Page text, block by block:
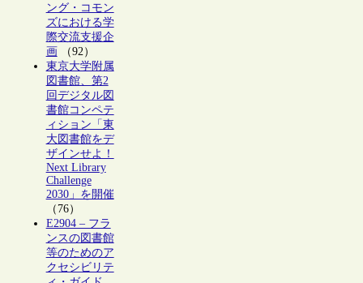
ング・コモン
ズにおける学
際交流支援企
画（92）
東京大学附属
図書館、第2
回デジタル図
書館コンペテ
ィション「東
大図書館をデ
ザインせよ！
Next Library
Challenge
2030」を開催
（76）
E2904 – フラ
ンスの図書館
等のためのア
クセシビリテ